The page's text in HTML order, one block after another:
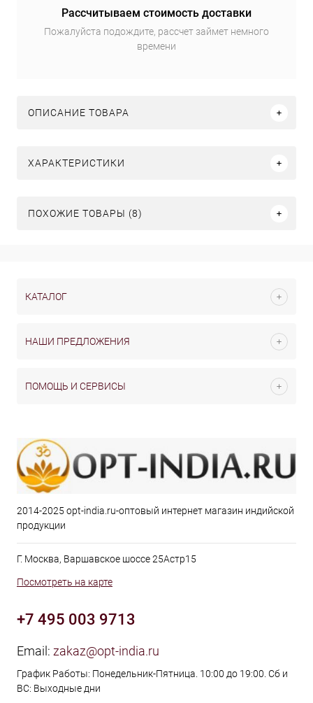
Рассчитываем стоимость доставки
Пожалуйста подождите, рассчет займет немного
времени
ОПИСАНИЕ ТОВАРА
ХАРАКТЕРИСТИКИ
ПОХОЖИЕ ТОВАРЫ (8)
КАТАЛОГ
НАШИ ПРЕДЛОЖЕНИЯ
ПОМОЩЬ И СЕРВИСЫ
2014-2025 opt-india.ru-оптовый интернет магазин индийской
продукции
Г. Москва, Варшавское шоссе 25Астр15
Посмотреть на карте
+7 495 003 9713
Email: zakaz@opt-india.ru
График Работы: Понедельник-Пятница. 10:00 до 19:00. Сб и
ВС: Выходные дни